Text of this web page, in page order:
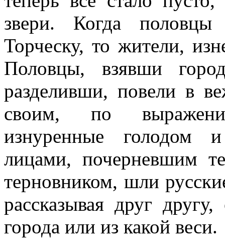
звери. Когда
Торческу, то жители,
Половцы, взявши
разделивши, повели в
своим, по
изнуренные голодом
лицами, почерневшим
терновником, шли
рассказывая друг
города или из какой веси.